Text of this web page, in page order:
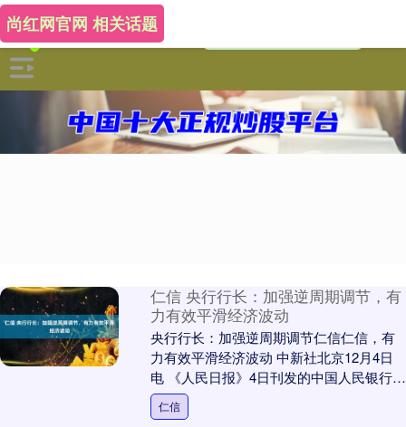
尚红网官网 相关话题
仁信 央行行长：加强逆周期调节，有
力有效平滑经济波动
央行行长：加强逆周期调节仁信仁信，有
力有效平滑经济波动 中新社北京12月4日
电 《人民日报》4日刊发的中国人民银行行
长潘功胜署名文章指出，要把握好货币政
策的力度....
仁信